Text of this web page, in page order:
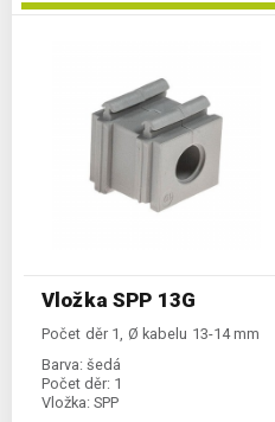
Vložka SPP 13G
Počet děr 1, Ø kabelu 13-14 mm
Barva: šedá
Počet děr: 1
Vložka: SPP